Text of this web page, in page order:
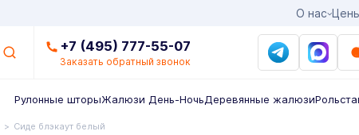
О нас
+7 (495) 777-55-07
Заказать обратный звонок
Рулонные шторыЖалюзи День-НочьДеревянные жалюзи
Сиде блэкаут белый